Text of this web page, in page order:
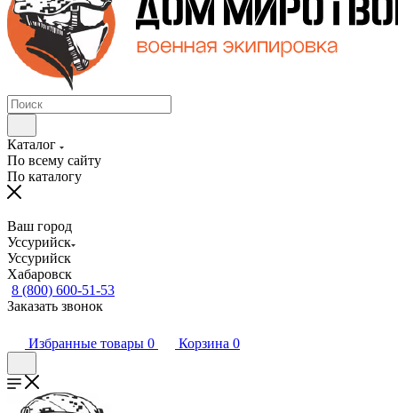
Каталог
По всему сайту
По каталогу
Ваш город
Уссурийск
Уссурийск
Хабаровск
8 (800) 600-51-53
Заказать звонок
Избранные товары 0 Корзина 0